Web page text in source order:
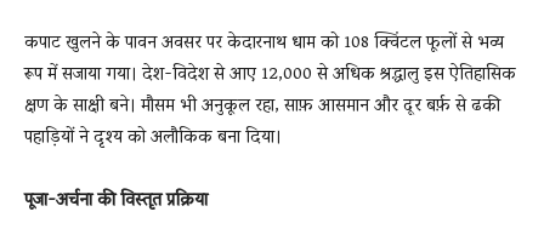
कपाट खुलने के पावन अवसर पर केदारनाथ धाम को 108 क्विंटल फूलों से भव्य
रूप में सजाया गया। देश-विदेश से आए 12,000 से अधिक श्रद्धालु इस ऐतिहासिक
क्षण के साक्षी बने। मौसम भी अनुकूल रहा, साफ़ आसमान और दूर बर्फ़ से ढकी
पहाड़ियों ने दृश्य को अलौकिक बना दिया।
पूजा-अर्चना की विस्तृत प्रक्रिया